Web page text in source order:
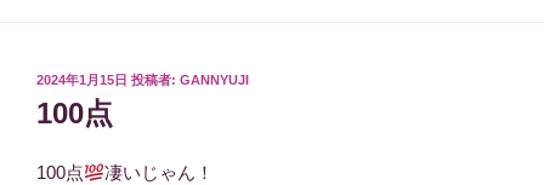
投
稿
日:
2024年1月15日 投稿者: GANNYUJI
100点
100点
凄いじゃん！